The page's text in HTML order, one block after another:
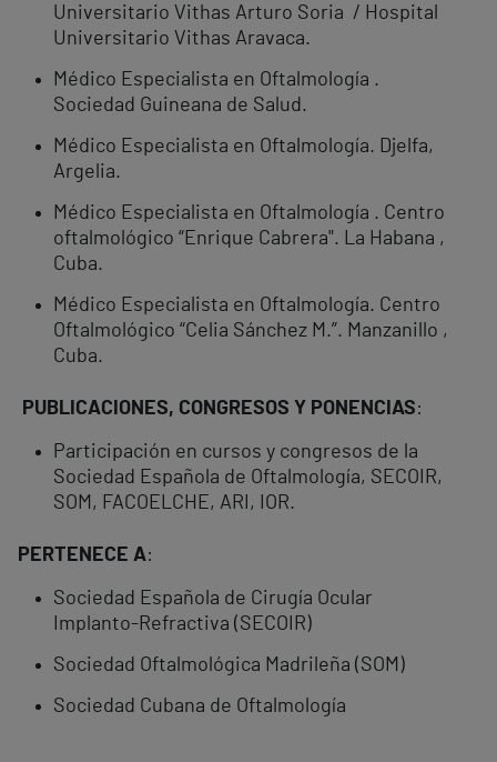
Universitario Vithas Arturo Soria / Hospital
Universitario Vithas Aravaca.
Médico Especialista en Oftalmología .
Sociedad Guineana de Salud.
Médico Especialista en Oftalmología. Djelfa,
Argelia.
Médico Especialista en Oftalmología . Centro
oftalmológico “Enrique Cabrera". La Habana ,
Cuba.
Médico Especialista en Oftalmología. Centro
Oftalmológico “Celia Sánchez M.”. Manzanillo ,
Cuba.
PUBLICACIONES, CONGRESOS Y PONENCIAS:
Participación en cursos y congresos de la
Sociedad Española de Oftalmología, SECOIR,
SOM, FACOELCHE, ARI, IOR.
PERTENECE A:
Sociedad Española de Cirugía Ocular
Implanto-Refractiva (SECOIR)
Sociedad Oftalmológica Madrileña (SOM)
Sociedad Cubana de Oftalmología